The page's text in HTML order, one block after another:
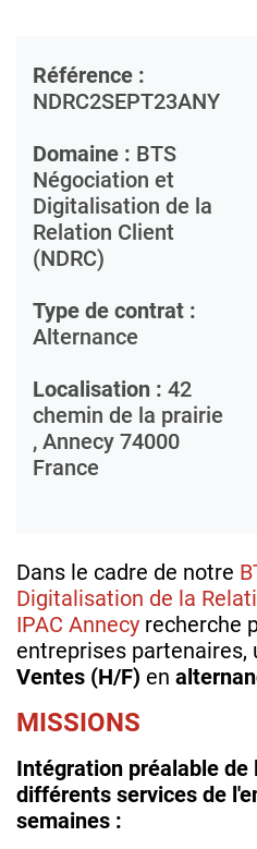
Référence :
NDRC2SEPT23ANY
Domaine : BTS
Négociation et
Digitalisation de la
Relation Client
(NDRC)
Type de contrat :
Alternance
Localisation : 42
chemin de la prairie
, Annecy 74000
France
Dans le cadre de notre
Digitalisation de la
IPAC Annecy recherche
entreprises partenaires,
Ventes (H/F) en
MISSIONS
Intégration préalable de
différents services de
semaines :